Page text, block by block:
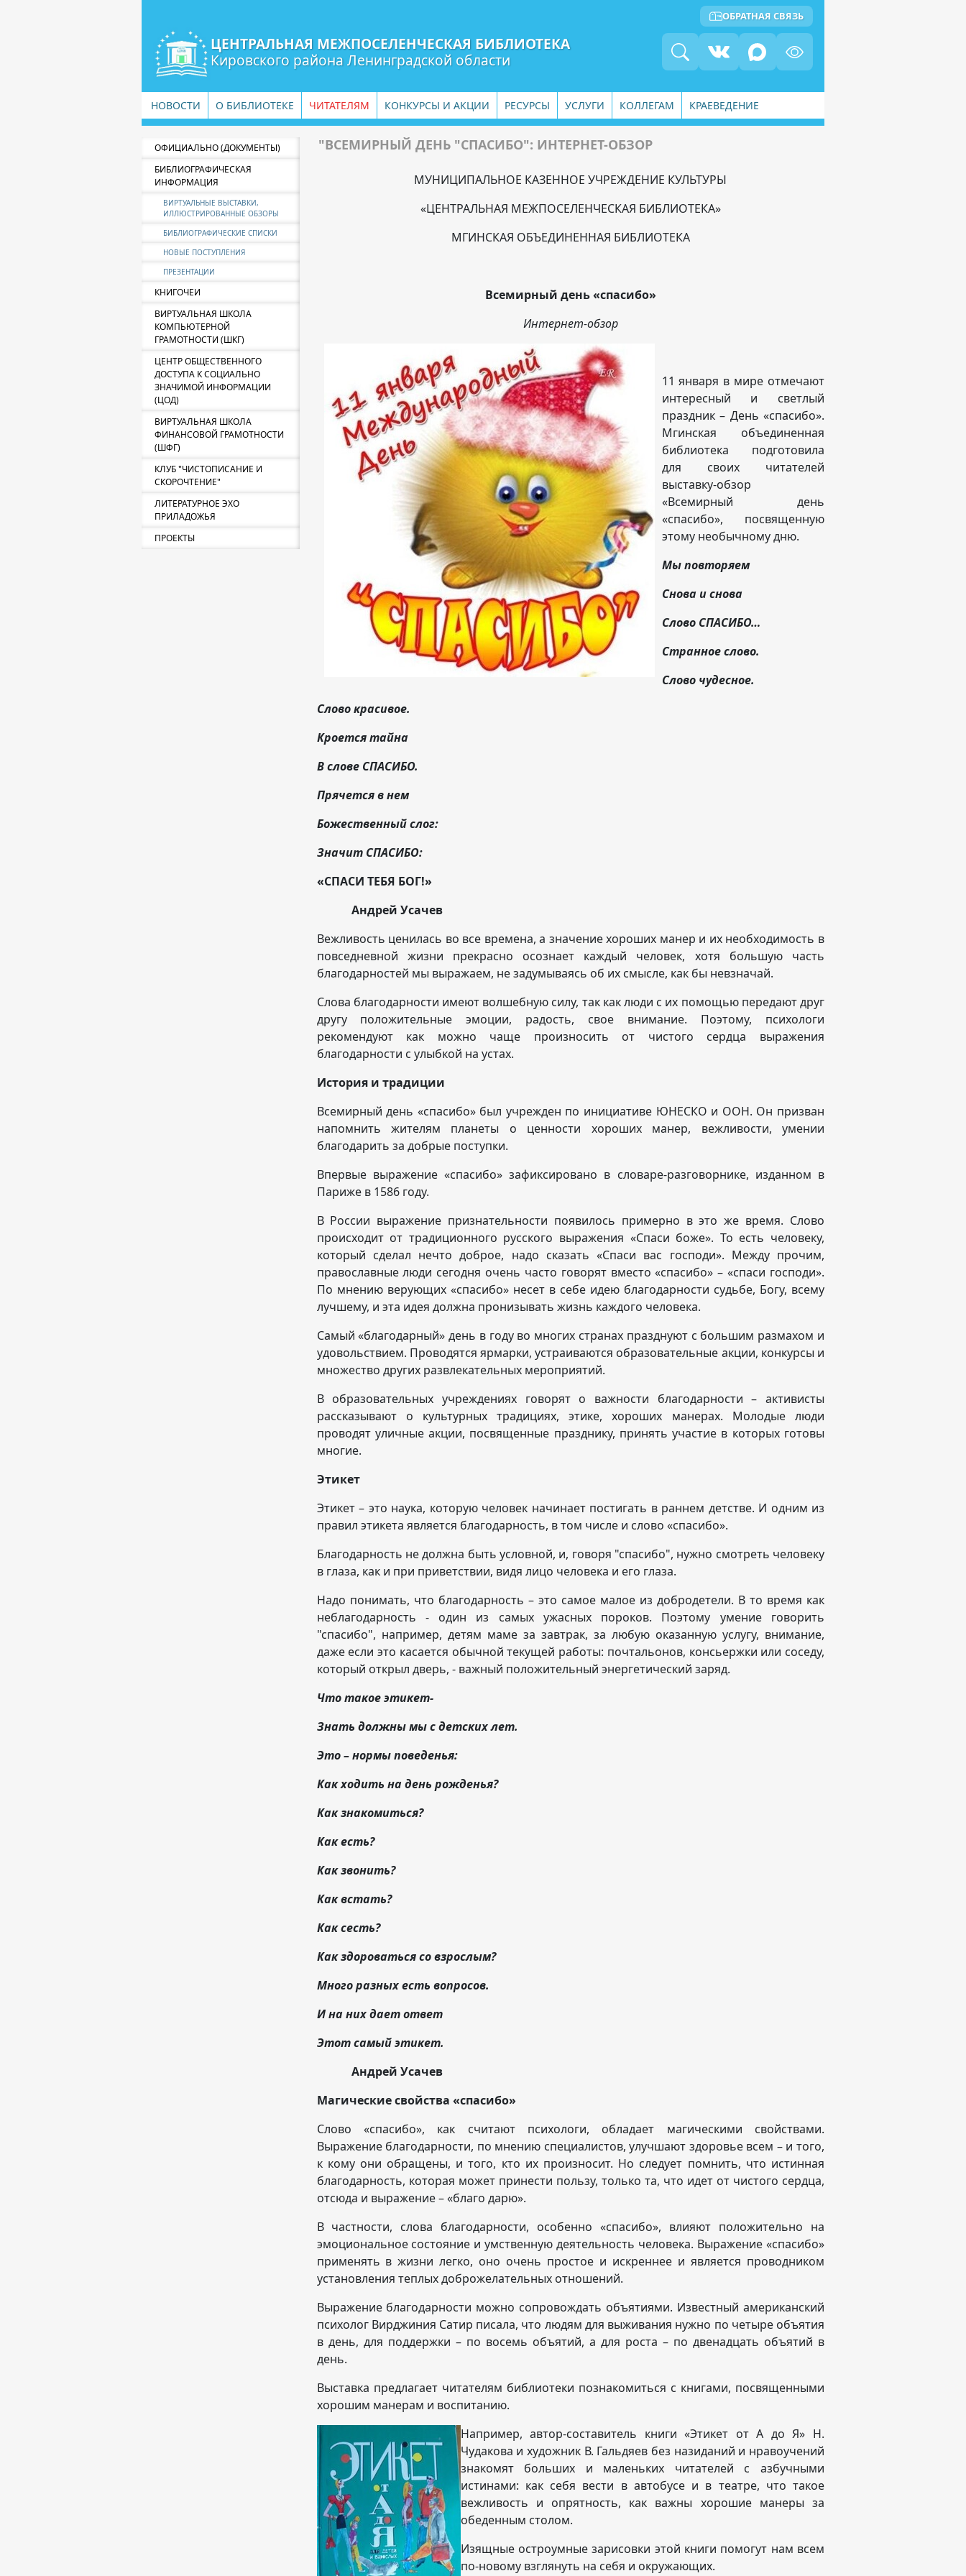
ЦЕНТРАЛЬНАЯ МЕЖПОСЕЛЕНЧЕСКАЯ БИБЛИОТЕКА
Кировского района Ленинградской области
ОБРАТНАЯ СВЯЗЬ
НОВОСТИ О БИБЛИОТЕКЕ ЧИТАТЕЛЯМ КОНКУРСЫ И АКЦИИ РЕСУРСЫ УСЛУГИ КОЛЛЕГАМ КРАЕВЕДЕНИЕ
ОФИЦИАЛЬНО (ДОКУМЕНТЫ)
БИБЛИОГРАФИЧЕСКАЯ
ИНФОРМАЦИЯ
ВИРТУАЛЬНЫЕ ВЫСТАВКИ,
ИЛЛЮСТРИРОВАННЫЕ ОБЗОРЫ
БИБЛИОГРАФИЧЕСКИЕ СПИСКИ
НОВЫЕ ПОСТУПЛЕНИЯ
ПРЕЗЕНТАЦИИ
КНИГОЧЕИ
ВИРТУАЛЬНАЯ ШКОЛА
КОМПЬЮТЕРНОЙ
ГРАМОТНОСТИ (ШКГ)
ЦЕНТР ОБЩЕСТВЕННОГО
ДОСТУПА К СОЦИАЛЬНО
ЗНАЧИМОЙ ИНФОРМАЦИИ
(ЦОД)
ВИРТУАЛЬНАЯ ШКОЛА
ФИНАНСОВОЙ ГРАМОТНОСТИ
(ШФГ)
КЛУБ "ЧИСТОПИСАНИЕ И
СКОРОЧТЕНИЕ"
ЛИТЕРАТУРНОЕ ЭХО
ПРИЛАДОЖЬЯ
ПРОЕКТЫ
"ВСЕМИРНЫЙ ДЕНЬ "СПАСИБО": ИНТЕРНЕТ-ОБЗОР
МУНИЦИПАЛЬНОЕ КАЗЕННОЕ УЧРЕЖДЕНИЕ КУЛЬТУРЫ
«ЦЕНТРАЛЬНАЯ МЕЖПОСЕЛЕНЧЕСКАЯ БИБЛИОТЕКА»
МГИНСКАЯ ОБЪЕДИНЕННАЯ БИБЛИОТЕКА
Всемирный день «спасибо»
Интернет-обзор
11 января в мире отмечают
интересный и светлый
праздник – День «спасибо».
Мгинская объединенная
библиотека подготовила
для своих читателей
выставку-обзор
«Всемирный день
«спасибо», посвященную
этому необычному дню.
Мы повторяем
Снова и снова
Слово СПАСИБО…
Странное слово.
Слово чудесное.
Слово красивое.
Кроется тайна
В слове СПАСИБО.
Прячется в нем
Божественный слог:
Значит СПАСИБО:
«СПАСИ ТЕБЯ БОГ!»
Андрей Усачев
Вежливость ценилась во все времена, а значение хороших манер и их необходимость в
повседневной жизни прекрасно осознает каждый человек, хотя большую часть
благодарностей мы выражаем, не задумываясь об их смысле, как бы невзначай.
Слова благодарности имеют волшебную силу, так как люди с их помощью передают друг
другу положительные эмоции, радость, свое внимание. Поэтому, психологи
рекомендуют как можно чаще произносить от чистого сердца выражения
благодарности с улыбкой на устах.
История и традиции
Всемирный день «спасибо» был учрежден по инициативе ЮНЕСКО и ООН. Он призван
напомнить жителям планеты о ценности хороших манер, вежливости, умении
благодарить за добрые поступки.
Впервые выражение «спасибо» зафиксировано в словаре-разговорнике, изданном в
Париже в 1586 году.
В России выражение признательности появилось примерно в это же время. Слово
происходит от традиционного русского выражения «Спаси боже». То есть человеку,
который сделал нечто доброе, надо сказать «Спаси вас господи». Между прочим,
православные люди сегодня очень часто говорят вместо «спасибо» – «спаси господи».
По мнению верующих «спасибо» несет в себе идею благодарности судьбе, Богу, всему
лучшему, и эта идея должна пронизывать жизнь каждого человека.
Самый «благодарный» день в году во многих странах празднуют с большим размахом и
удовольствием. Проводятся ярмарки, устраиваются образовательные акции, конкурсы и
множество других развлекательных мероприятий.
В образовательных учреждениях говорят о важности благодарности – активисты
рассказывают о культурных традициях, этике, хороших манерах. Молодые люди
проводят уличные акции, посвященные празднику, принять участие в которых готовы
многие.
Этикет
Этикет – это наука, которую человек начинает постигать в раннем детстве. И одним из
правил этикета является благодарность, в том числе и слово «спасибо».
Благодарность не должна быть условной, и, говоря "спасибо", нужно смотреть человеку
в глаза, как и при приветствии, видя лицо человека и его глаза.
Надо понимать, что благодарность – это самое малое из добродетели. В то время как
неблагодарность - один из самых ужасных пороков. Поэтому умение говорить
"спасибо", например, детям маме за завтрак, за любую оказанную услугу, внимание,
даже если это касается обычной текущей работы: почтальонов, консьержки или соседу,
который открыл дверь, - важный положительный энергетический заряд.
Что такое этикет-
Знать должны мы с детских лет.
Это – нормы поведенья:
Как ходить на день рожденья?
Как знакомиться?
Как есть?
Как звонить?
Как встать?
Как сесть?
Как здороваться со взрослым?
Много разных есть вопросов.
И на них дает ответ
Этот самый этикет.
Андрей Усачев
Магические свойства «спасибо»
Слово «спасибо», как считают психологи, обладает магическими свойствами.
Выражение благодарности, по мнению специалистов, улучшают здоровье всем – и того,
к кому они обращены, и того, кто их произносит. Но следует помнить, что истинная
благодарность, которая может принести пользу, только та, что идет от чистого сердца,
отсюда и выражение – «благо дарю».
В частности, слова благодарности, особенно «спасибо», влияют положительно на
эмоциональное состояние и умственную деятельность человека. Выражение «спасибо»
применять в жизни легко, оно очень простое и искреннее и является проводником
установления теплых доброжелательных отношений.
Выражение благодарности можно сопровождать объятиями. Известный американский
психолог Вирджиния Сатир писала, что людям для выживания нужно по четыре объятия
в день, для поддержки – по восемь объятий, а для роста – по двенадцать объятий в
день.
Выставка предлагает читателям библиотеки познакомиться с книгами, посвященными
хорошим манерам и воспитанию.
Например, автор-составитель книги «Этикет от А до Я» Н.
Чудакова и художник В. Гальдяев без назиданий и нравоучений
знакомят больших и маленьких читателей с азбучными
истинами: как себя вести в автобусе и в театре, что такое
вежливость и опрятность, как важны хорошие манеры за
обеденным столом.
Изящные остроумные зарисовки этой книги помогут нам всем
по-новому взглянуть на себя и окружающих.